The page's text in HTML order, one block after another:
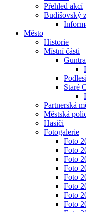
Přehled akcí
Budišovský
Město
Historie
Místní části
Staré
Partnerská
Městská
Hasiči
Fotogalerie
Foto
Foto
Foto
Foto
Foto
Foto
Foto
Foto